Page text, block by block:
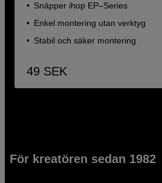
Snäpper ihop EP–Series
Enkel montering utan verktyg
Stabil och säker montering
49 SEK
För kreatören sedan 1982